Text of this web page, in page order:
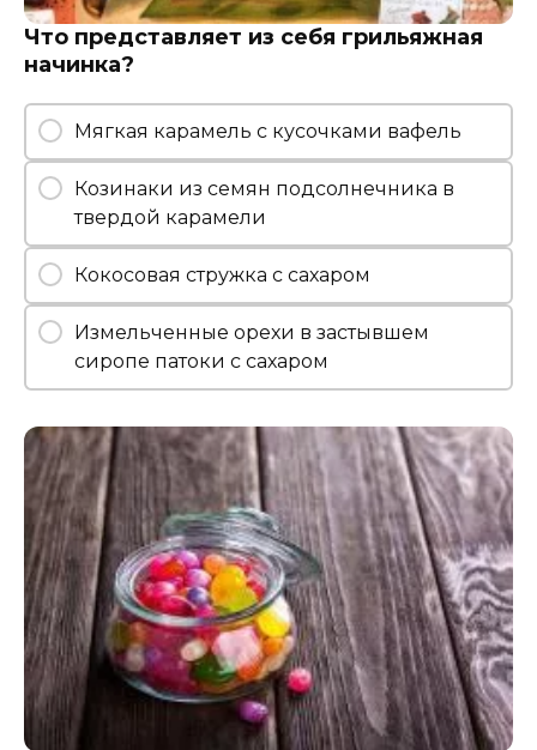
Что представляет из себя грильяжная
начинка?
Мягкая карамель с кусочками вафель
Козинаки из семян подсолнечника в
твердой карамели
Кокосовая стружка с сахаром
Измельченные орехи в застывшем
сиропе патоки с сахаром